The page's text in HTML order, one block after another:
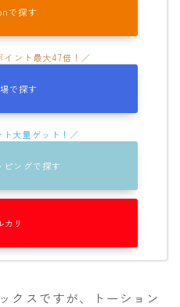
で探す
で探す
ピングで探す
カリ
クスですが、トーション